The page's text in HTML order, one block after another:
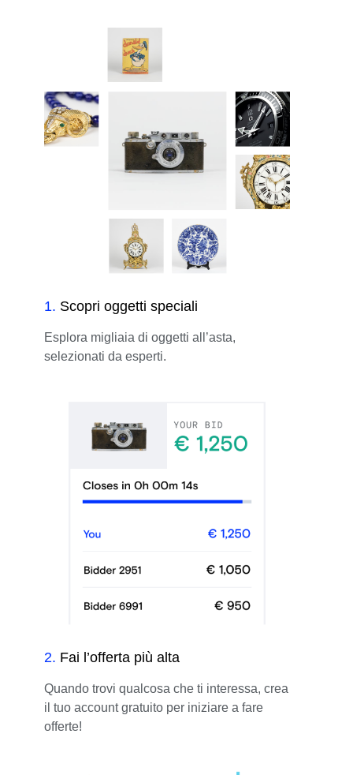
1. Scopri oggetti speciali
Esplora migliaia di oggetti all’asta,
selezionati da esperti.
2. Fai l’offerta più alta
Quando trovi qualcosa che ti interessa, crea
il tuo account gratuito per iniziare a fare
offerte!